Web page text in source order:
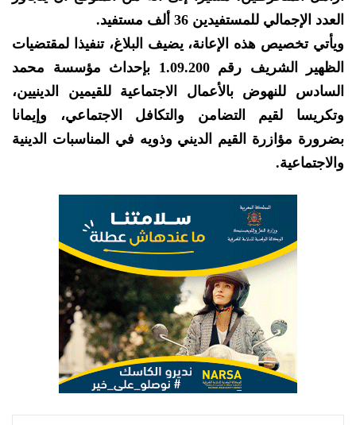
العدد الإجمالي للمستفيدين 36 ألف مستفيد.
ويأتي تخصيص هذه الإعانة، يضيف البلاغ، تنفيذا لمقتضيات
الظهير الشريف رقم 1.09.200 بإحداث مؤسسة محمد
السادس للنهوض بالأعمال الاجتماعية للقيمين الدينيين،
وتكريسا لقيم التضامن والتكافل الاجتماعي، وإيمانا
بضرورة مؤازرة القيم الديني وذويه في المناسبات الدينية
والاجتماعية.